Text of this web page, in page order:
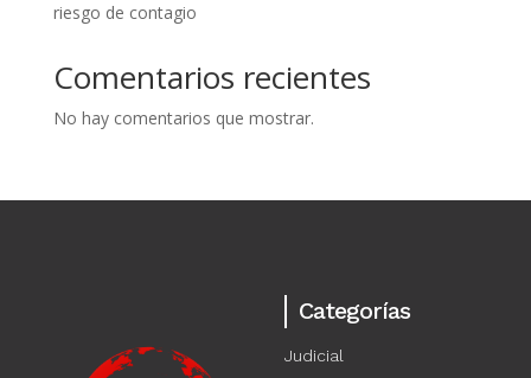
riesgo de contagio
Comentarios recientes
No hay comentarios que mostrar.
Categorías
Judicial